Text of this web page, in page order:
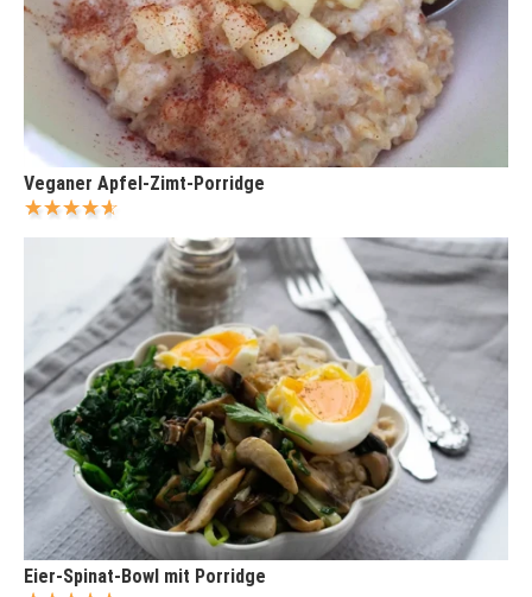
Veganer Apfel-Zimt-Porridge
Eier-Spinat-Bowl mit Porridge